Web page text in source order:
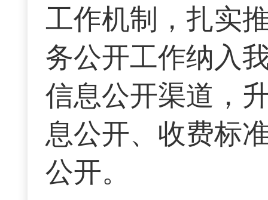
工作机制，扎实
务公开工作纳入
信息公开渠道，
息公开、收费标
公开。